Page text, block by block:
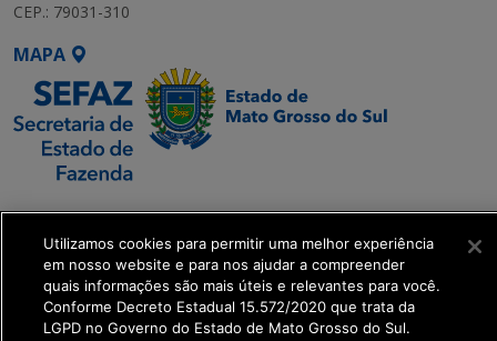
CEP.: 79031-310
MAPA
SETDIG | Secretaria-
Executiva de
Transformação Digital
get_footer();
Utilizamos cookies para permitir uma melhor experiência
em nosso website e para nos ajudar a compreender
quais informações são mais úteis e relevantes para você.
Conforme Decreto Estadual 15.572/2020 que trata da
LGPD no Governo do Estado de Mato Grosso do Sul.